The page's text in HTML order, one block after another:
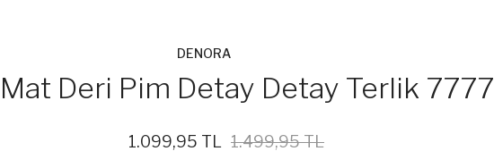
DENORA
Deri Pim Detay Detay Terlik 7777
1.099,95 TL 1.499,95 TL